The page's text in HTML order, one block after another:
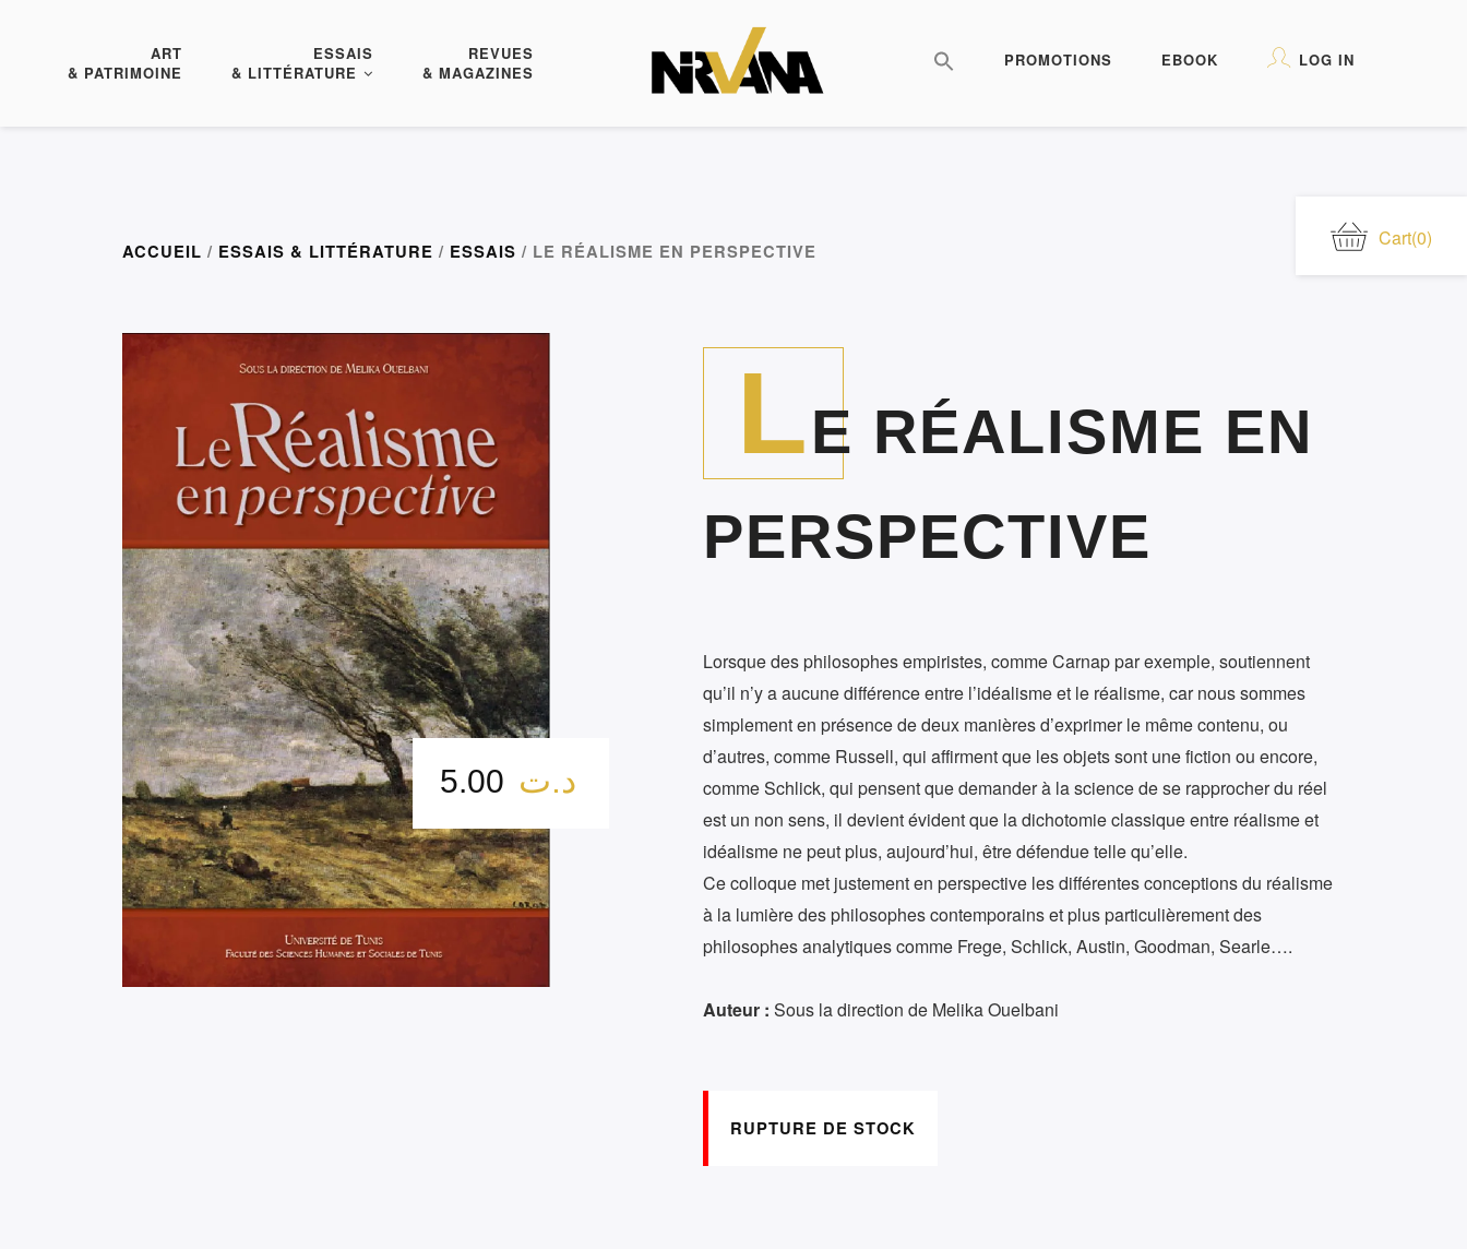
ART
& PATRIMOINE
ESSAIS
& LITTÉRATURE
REVUES
& MAGAZINES
PROMOTIONS EBOOK LOG IN
Cart(0)
ACCUEIL / ESSAIS & LITTÉRATURE / ESSAIS / LE RÉALISME EN PERSPECTIVE
د.ت
LE RÉALISME EN
PERSPECTIVE
Lorsque des philosophes empiristes, comme Carnap par exemple, soutiennent
qu’il n’y a aucune différence entre l’idéalisme et le réalisme, car nous sommes
simplement en présence de deux manières d’exprimer le même contenu, ou
d’autres, comme Russell, qui affirment que les objets sont une fiction ou encore,
comme Schlick, qui pensent que demander à la science de se rapprocher du réel
est un non sens, il devient évident que la dichotomie classique entre réalisme et
idéalisme ne peut plus, aujourd’hui, être défendue telle qu’elle.
Ce colloque met justement en perspective les différentes conceptions du réalisme
à la lumière des philosophes contemporains et plus particulièrement des
philosophes analytiques comme Frege, Schlick, Austin, Goodman, Searle….
Auteur : Sous la direction de Melika Ouelbani
RUPTURE DE STOCK